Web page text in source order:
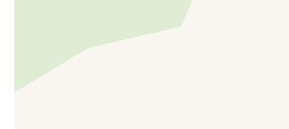
Dino Sardi
sogno, senza purtroppo riuscire
territorio elbano che, prima del
terra una preziosa risorsa
sussistenza al lavoro garantito